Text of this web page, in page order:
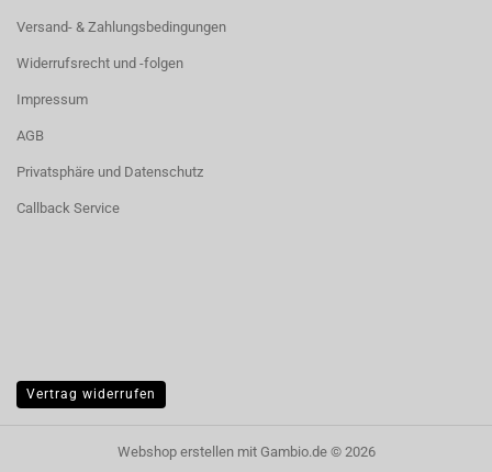
Versand- & Zahlungsbedingungen
Widerrufsrecht und -folgen
Impressum
AGB
Privatsphäre und Datenschutz
Callback Service
Vertrag widerrufen
Webshop erstellenmit Gambio.de © 2026